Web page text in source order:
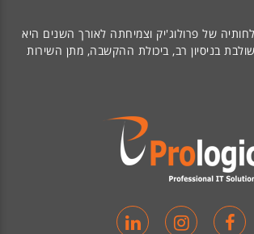
של פרולוג'יק וצמיחתה לאורך השנים היא
בניסיון רב, ביכולת ההקשבה, מתן השירות